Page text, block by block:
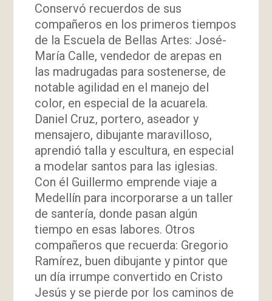
Conservó recuerdos de sus
compañeros en los primeros tiempos
de la Escuela de Bellas Artes: José-
María Calle, vendedor de arepas en
las madrugadas para sostenerse, de
notable agilidad en el manejo del
color, en especial de la acuarela.
Daniel Cruz, portero, aseador y
mensajero, dibujante maravilloso,
aprendió talla y escultura, en especial
a modelar santos para las iglesias.
Con él Guillermo emprende viaje a
Medellín para incorporarse a un taller
de santería, donde pasan algún
tiempo en esas labores. Otros
compañeros que recuerda: Gregorio
Ramírez, buen dibujante y pintor que
un día irrumpe convertido en Cristo
Jesús y se pierde por los caminos de